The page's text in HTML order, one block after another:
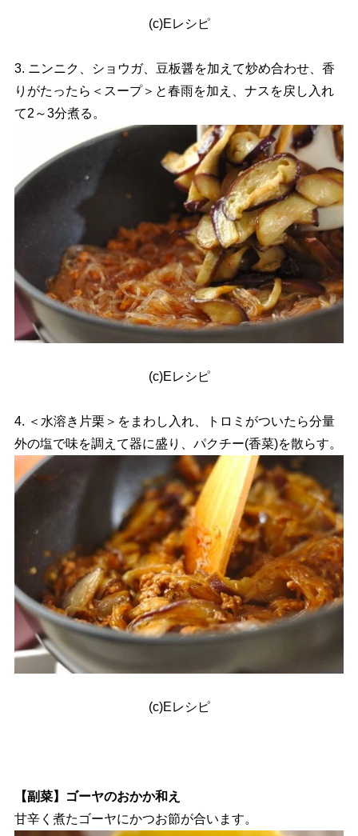
(c)Eレシピ
3. ニンニク、ショウガ、豆板醤を加えて炒め合わせ、香
りがたったら＜スープ＞と春雨を加え、ナスを戻し入れ
て2～3分煮る。
(c)Eレシピ
4. ＜水溶き片栗＞をまわし入れ、トロミがついたら分量
外の塩で味を調えて器に盛り、パクチー(香菜)を散らす。
(c)Eレシピ
【副菜】ゴーヤのおかか和え
甘辛く煮たゴーヤにかつお節が合います。